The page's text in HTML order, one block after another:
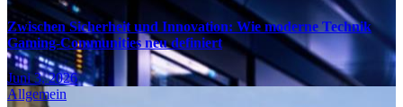
Zwischen Sicherheit und Innovation: Wie moderne Technik
Gaming-Communities neu definiert
Juni 3, 2026
Allgemein